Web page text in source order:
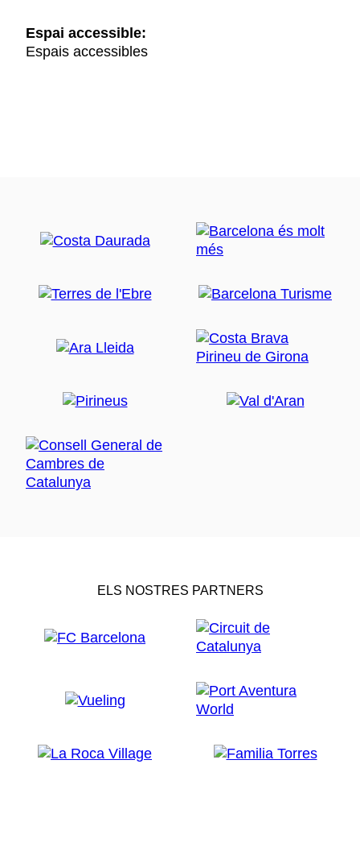
Espai accessible:
Espais accessibles
ELS NOSTRES PARTNERS